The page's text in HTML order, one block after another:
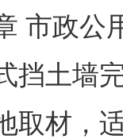
市政
挡土墙
取材，